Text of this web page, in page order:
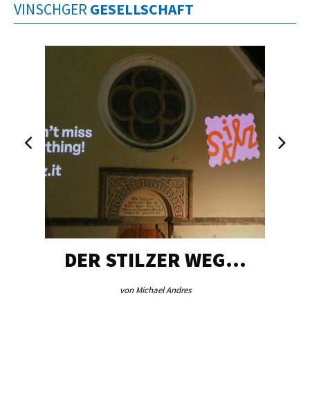
VINSCHGER GESELLSCHAFT
DER STILZER WEG…
von Michael Andres